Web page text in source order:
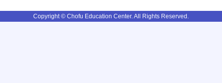
Copyright © Chofu Education Center. All Rights Reserved.